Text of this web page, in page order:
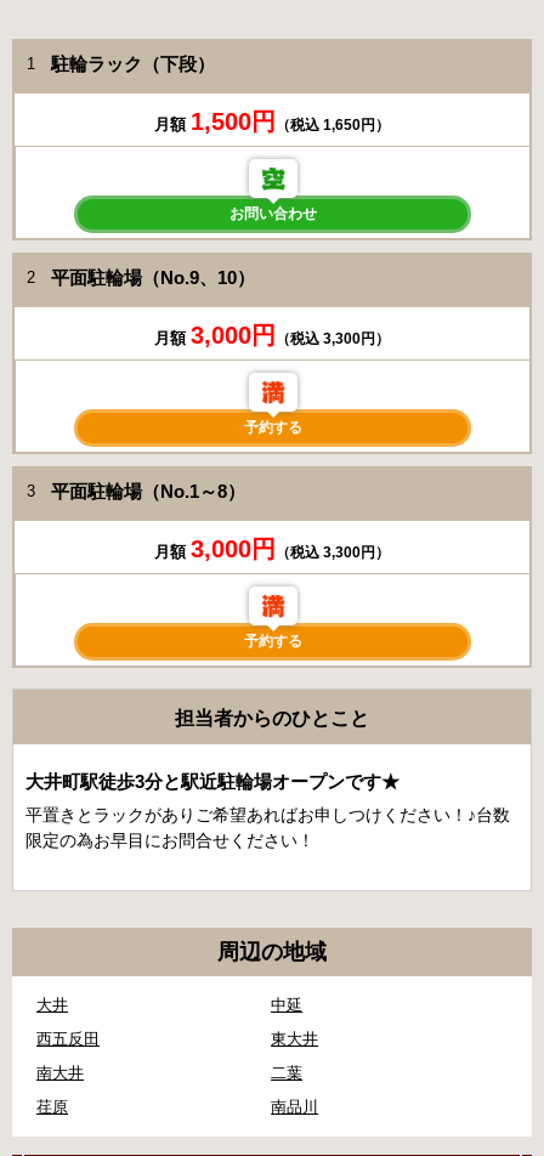
1 駐輪ラック（下段）
月額 1,500円 （税込 1,650円）
お問い合わせ
2 平面駐輪場（No.9、10）
月額 3,000円 （税込 3,300円）
予約する
3 平面駐輪場（No.1～8）
月額 3,000円 （税込 3,300円）
予約する
担当者からのひとこと
大井町駅徒歩3分と駅近駐輪場オープンです★
平置きとラックがありご希望あればお申しつけください！♪台数
限定の為お早目にお問合せください！
周辺の地域
大井
中延
西五反田
東大井
南大井
二葉
荏原
南品川